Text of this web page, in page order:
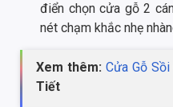
điển chọn cửa gỗ 2
nét chạm khắc nhẹ
Xem thêm: Cửa Gỗ
Tiết